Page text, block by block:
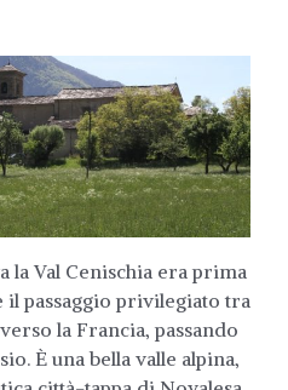
la Val Cenischia era prima
il passaggio privilegiato tra
la Francia, passando
È una bella valle alpina,